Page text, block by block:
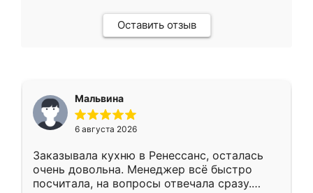
Оставить отзыв
Мальвина
6 августа 2026
Заказывала кухню в Ренессанс, осталась
очень довольна. Менеджер всё быстро
посчитала, на вопросы отвечала сразу.